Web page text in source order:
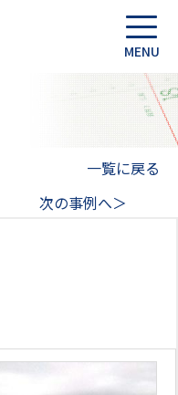
一覧に戻る
次の事例へ＞